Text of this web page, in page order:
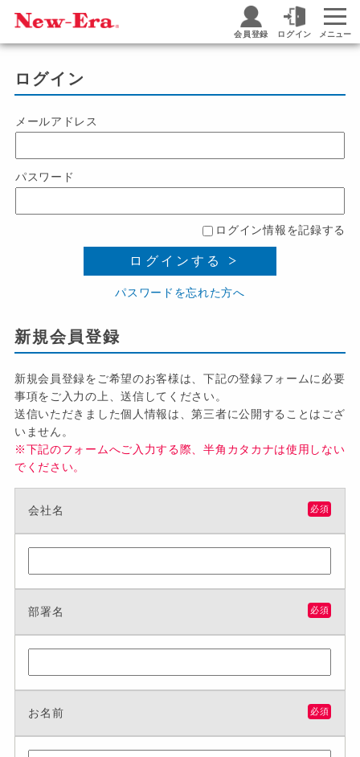
会員登録 ログイン メニュー
ログイン
メールアドレス
パスワード
ログイン情報を記録する
ログインする
パスワードを忘れた方へ
新規会員登録
新規会員登録をご希望のお客様は、下記の登録フォームに必要
事項をご入力の上、送信してください。
送信いただきました個人情報は、第三者に公開することはござ
いません。
※下記のフォームへご入力する際、半角カタカナは使用しない
でください。
会社名 必須
部署名 必須
お名前 必須